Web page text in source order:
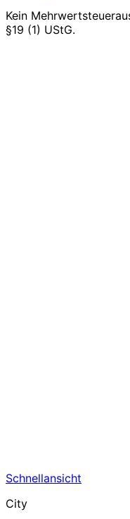
Kein
§19 (1) UStG.
Schnellansicht
City